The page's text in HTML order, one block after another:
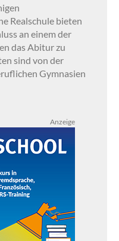
Realschule bieten
an einem der
das Abitur zu
sind von der
Gymnasien
Anzeige